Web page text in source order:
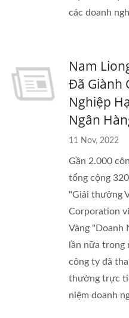
các doanh
Nam
Đã Giành
Nghiệp
Ngân
11 Nov, 2022
Gần 2.000
tổng cộng
"Giải thưởng
Corporation
Vàng "Doanh
lần nữa trong
công ty đã
thưởng trực
niệm doanh